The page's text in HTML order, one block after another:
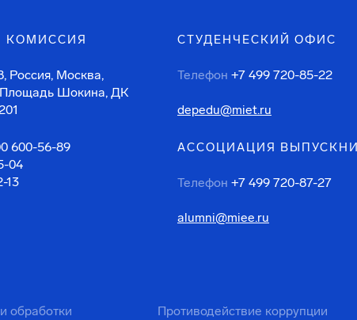
КОМИССИЯ
Россия, Москва,
Площадь Шокина, ДК
600-56-89
04
13
СТУДЕНЧЕСКИЙ ОФИС
Телефон +7 499 720-85-22
depedu@miet.ru
АССОЦИАЦИЯ
Телефон +7 499 720-87-27
alumni@miee.ru
обработки
Противодействие коррупции